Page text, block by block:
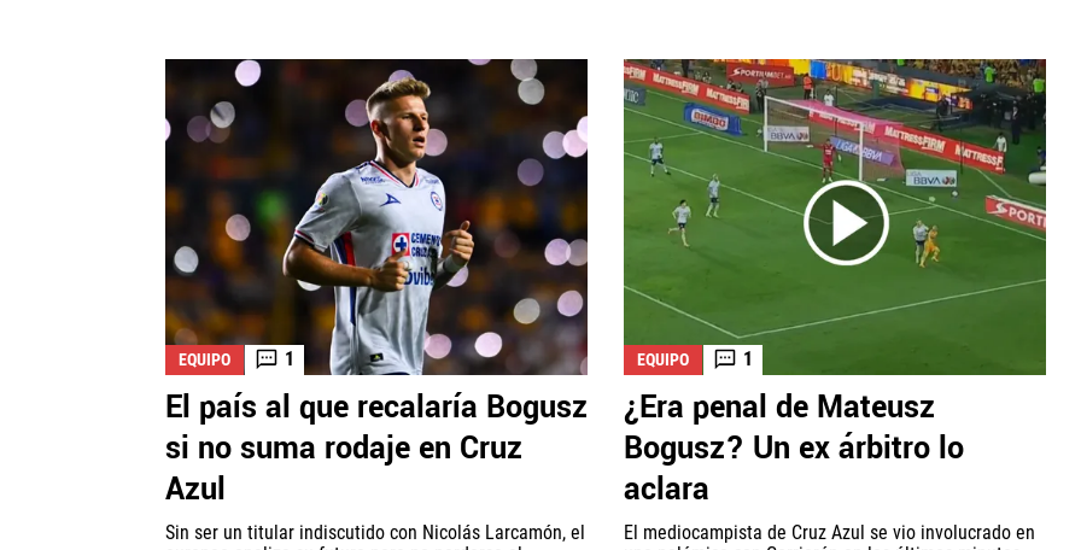
EQUIPO 1
El país al que recalaría Bogusz
si no suma rodaje en Cruz
Azul
Sin ser un titular indiscutido con Nicolás Larcamón, el
EQUIPO 1
¿Era penal de Mateusz
Bogusz? Un ex árbitro lo
aclara
El mediocampista de Cruz Azul se vio involucrado en